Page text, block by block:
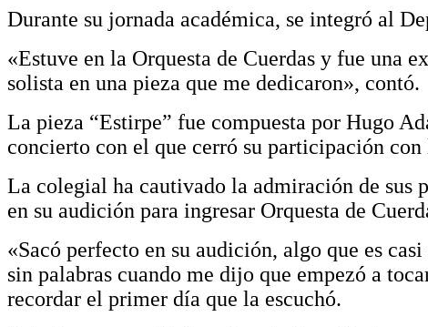
Durante su jornada académica, se integró al
«Estuve en la Orquesta de Cuerdas y fue una
solista en una pieza que me dedicaron», contó.
La pieza “Estirpe” fue compuesta por Hugo
concierto con el que cerró su participación con
La colegial ha cautivado la admiración de sus
en su audición para ingresar Orquesta de
«Sacó perfecto en su audición, algo que es
sin palabras cuando me dijo que empezó a
recordar el primer día que la escuchó.